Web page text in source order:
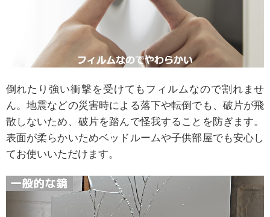
倒れたり強い衝撃を受けてもフィルムなので割れませ
ん。地震などの災害時による落下や転倒でも、破片が飛
散しないため、破片を踏んで怪我することを防ぎます。
表面が柔らかいためベッドルームや子供部屋でも安心し
てお使いいただけます。